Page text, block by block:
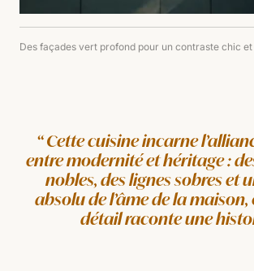
Des façades vert profond pour un contraste chic
Cette cuisine incarne
entre modernité et héritage :
nobles, des lignes sobres et
absolu de l’âme de la
détail raconte une